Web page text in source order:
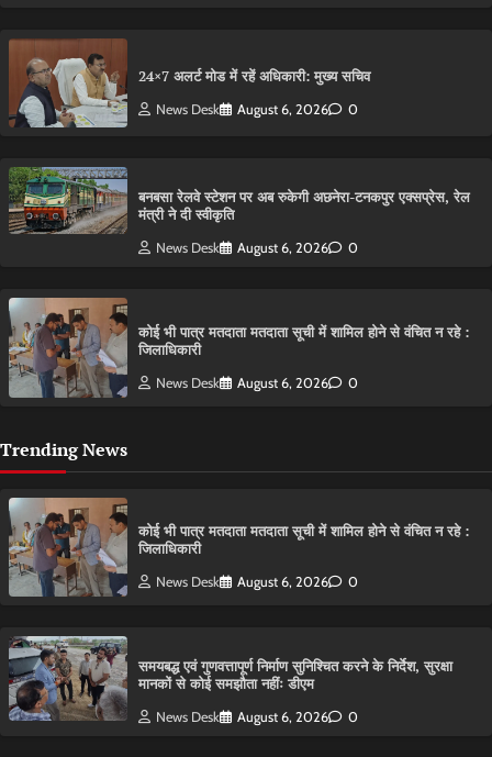
24×7 अलर्ट मोड में रहें अधिकारी: मुख्य सचिव
News Desk August 6, 2026 0
बनबसा रेलवे स्टेशन पर अब रुकेगी अछनेरा-टनकपुर एक्सप्रेस, रेल
मंत्री ने दी स्वीकृति
News Desk August 6, 2026 0
कोई भी पात्र मतदाता मतदाता सूची में शामिल होने से वंचित न रहे :
जिलाधिकारी
News Desk August 6, 2026 0
Trending News
कोई भी पात्र मतदाता मतदाता सूची में शामिल होने से वंचित न रहे :
जिलाधिकारी
News Desk August 6, 2026 0
समयबद्ध एवं गुणवत्तापूर्ण निर्माण सुनिश्चित करने के निर्देश, सुरक्षा
मानकों से कोई समझौता नहींः डीएम
News Desk August 6, 2026 0